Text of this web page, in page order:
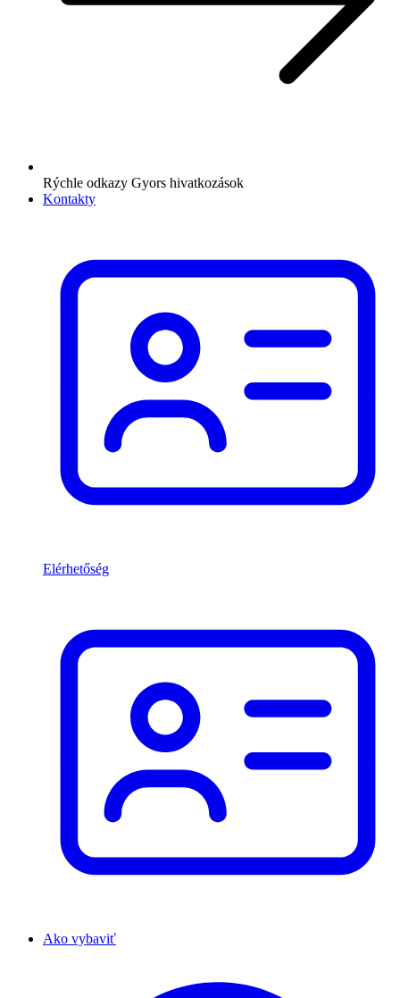
Rýchle odkazy Gyors hivatkozások
Kontakty
Elérhetőség
Ako vybaviť